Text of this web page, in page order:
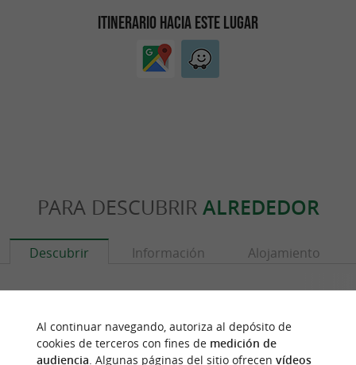
ITINERARIO HACIA ESTE LUGAR
PARA DESCUBRIR ALREDEDOR
Descubrir Información Alojamiento
Al continuar navegando, autoriza al depósito de
cookies de terceros con fines de medición de
audiencia. Algunas páginas del sitio ofrecen vídeos